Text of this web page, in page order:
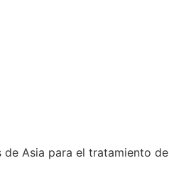
de Asia para el tratamiento de